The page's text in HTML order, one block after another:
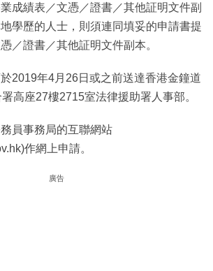
成績表／文憑／證書／其他証明文件副
學歷的人士，則須連同填妥的申請書提
／證書／其他証明文件副本。
2019年4月26日或之前送達香港金鐘道
高座27樓2715室法律援助署人事部。
員事務局的互聯網站
作網上申請。
廣告